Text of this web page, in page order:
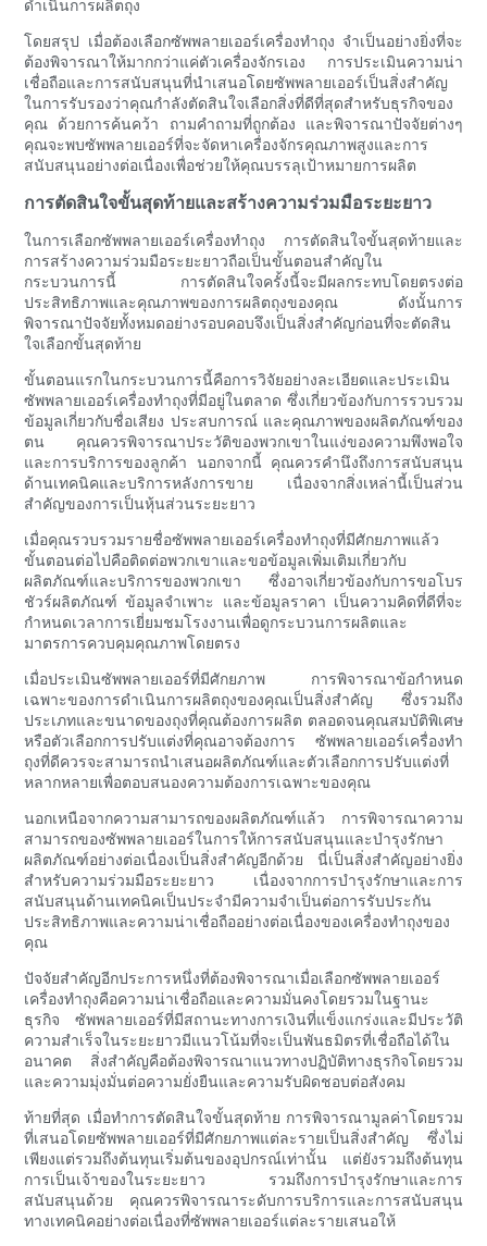
ดำเนินการผลิตถุง
โดยสรุป เมื่อต้องเลือกซัพพลายเออร์เครื่องทำถุง จำเป็นอย่างยิ่งที่จะ
ต้องพิจารณาให้มากกว่าแค่ตัวเครื่องจักรเอง การประเมินความน่า
เชื่อถือและการสนับสนุนที่นำเสนอโดยซัพพลายเออร์เป็นสิ่งสำคัญ
ในการรับรองว่าคุณกำลังตัดสินใจเลือกสิ่งที่ดีที่สุดสำหรับธุรกิจของ
คุณ ด้วยการค้นคว้า ถามคำถามที่ถูกต้อง และพิจารณาปัจจัยต่างๆ
คุณจะพบซัพพลายเออร์ที่จะจัดหาเครื่องจักรคุณภาพสูงและการ
สนับสนุนอย่างต่อเนื่องเพื่อช่วยให้คุณบรรลุเป้าหมายการผลิต
การตัดสินใจขั้นสุดท้ายและสร้างความร่วมมือระยะยาว
ในการเลือกซัพพลายเออร์เครื่องทำถุง การตัดสินใจขั้นสุดท้ายและ
การสร้างความร่วมมือระยะยาวถือเป็นขั้นตอนสำคัญใน
กระบวนการนี้ การตัดสินใจครั้งนี้จะมีผลกระทบโดยตรงต่อ
ประสิทธิภาพและคุณภาพของการผลิตถุงของคุณ ดังนั้นการ
พิจารณาปัจจัยทั้งหมดอย่างรอบคอบจึงเป็นสิ่งสำคัญก่อนที่จะตัดสิน
ใจเลือกขั้นสุดท้าย
ขั้นตอนแรกในกระบวนการนี้คือการวิจัยอย่างละเอียดและประเมิน
ซัพพลายเออร์เครื่องทำถุงที่มีอยู่ในตลาด ซึ่งเกี่ยวข้องกับการรวบรวม
ข้อมูลเกี่ยวกับชื่อเสียง ประสบการณ์ และคุณภาพของผลิตภัณฑ์ของ
ตน คุณควรพิจารณาประวัติของพวกเขาในแง่ของความพึงพอใจ
และการบริการของลูกค้า นอกจากนี้ คุณควรคำนึงถึงการสนับสนุน
ด้านเทคนิคและบริการหลังการขาย เนื่องจากสิ่งเหล่านี้เป็นส่วน
สำคัญของการเป็นหุ้นส่วนระยะยาว
เมื่อคุณรวบรวมรายชื่อซัพพลายเออร์เครื่องทำถุงที่มีศักยภาพแล้ว
ขั้นตอนต่อไปคือติดต่อพวกเขาและขอข้อมูลเพิ่มเติมเกี่ยวกับ
ผลิตภัณฑ์และบริการของพวกเขา ซึ่งอาจเกี่ยวข้องกับการขอโบร
ชัวร์ผลิตภัณฑ์ ข้อมูลจำเพาะ และข้อมูลราคา เป็นความคิดที่ดีที่จะ
กำหนดเวลาการเยี่ยมชมโรงงานเพื่อดูกระบวนการผลิตและ
มาตรการควบคุมคุณภาพโดยตรง
เมื่อประเมินซัพพลายเออร์ที่มีศักยภาพ การพิจารณาข้อกำหนด
เฉพาะของการดำเนินการผลิตถุงของคุณเป็นสิ่งสำคัญ ซึ่งรวมถึง
ประเภทและขนาดของถุงที่คุณต้องการผลิต ตลอดจนคุณสมบัติพิเศษ
หรือตัวเลือกการปรับแต่งที่คุณอาจต้องการ ซัพพลายเออร์เครื่องทำ
ถุงที่ดีควรจะสามารถนำเสนอผลิตภัณฑ์และตัวเลือกการปรับแต่งที่
หลากหลายเพื่อตอบสนองความต้องการเฉพาะของคุณ
นอกเหนือจากความสามารถของผลิตภัณฑ์แล้ว การพิจารณาความ
สามารถของซัพพลายเออร์ในการให้การสนับสนุนและบำรุงรักษา
ผลิตภัณฑ์อย่างต่อเนื่องเป็นสิ่งสำคัญอีกด้วย นี่เป็นสิ่งสำคัญอย่างยิ่ง
สำหรับความร่วมมือระยะยาว เนื่องจากการบำรุงรักษาและการ
สนับสนุนด้านเทคนิคเป็นประจำมีความจำเป็นต่อการรับประกัน
ประสิทธิภาพและความน่าเชื่อถืออย่างต่อเนื่องของเครื่องทำถุงของ
คุณ
ปัจจัยสำคัญอีกประการหนึ่งที่ต้องพิจารณาเมื่อเลือกซัพพลายเออร์
เครื่องทำถุงคือความน่าเชื่อถือและความมั่นคงโดยรวมในฐานะ
ธุรกิจ ซัพพลายเออร์ที่มีสถานะทางการเงินที่แข็งแกร่งและมีประวัติ
ความสำเร็จในระยะยาวมีแนวโน้มที่จะเป็นพันธมิตรที่เชื่อถือได้ใน
อนาคต สิ่งสำคัญคือต้องพิจารณาแนวทางปฏิบัติทางธุรกิจโดยรวม
และความมุ่งมั่นต่อความยั่งยืนและความรับผิดชอบต่อสังคม
ท้ายที่สุด เมื่อทำการตัดสินใจขั้นสุดท้าย การพิจารณามูลค่าโดยรวม
ที่เสนอโดยซัพพลายเออร์ที่มีศักยภาพแต่ละรายเป็นสิ่งสำคัญ ซึ่งไม่
เพียงแต่รวมถึงต้นทุนเริ่มต้นของอุปกรณ์เท่านั้น แต่ยังรวมถึงต้นทุน
การเป็นเจ้าของในระยะยาว รวมถึงการบำรุงรักษาและการ
สนับสนุนด้วย คุณควรพิจารณาระดับการบริการและการสนับสนุน
ทางเทคนิคอย่างต่อเนื่องที่ซัพพลายเออร์แต่ละรายเสนอให้